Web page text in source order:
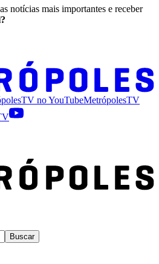
notícias mais importantes e receber
noYouTubeMetrópolesTV
Buscar